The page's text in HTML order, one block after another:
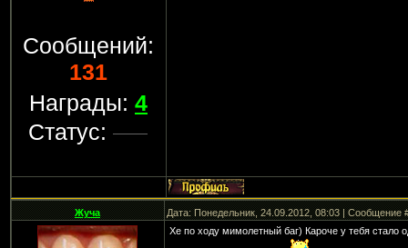
Сообщений:
131
Награды: 4
Статус:
Жуча Дата: Понедельник, 24.09.2012, 08:03 | Сообщение
Хе по ходу мимолетный баг) Кароче у тебя стало